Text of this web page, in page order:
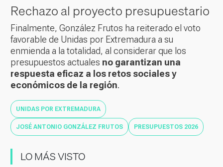
Rechazo al proyecto presupuestario
Finalmente, González Frutos ha reiterado el voto
favorable de Unidas por Extremadura a su
enmienda a la totalidad, al considerar que los
presupuestos actuales no garantizan una
respuesta eficaz a los retos sociales y
económicos de la región.
UNIDAS POR EXTREMADURA
JOSÉ ANTONIO GONZÁLEZ FRUTOS PRESUPUESTOS 2026
LO MÁS VISTO